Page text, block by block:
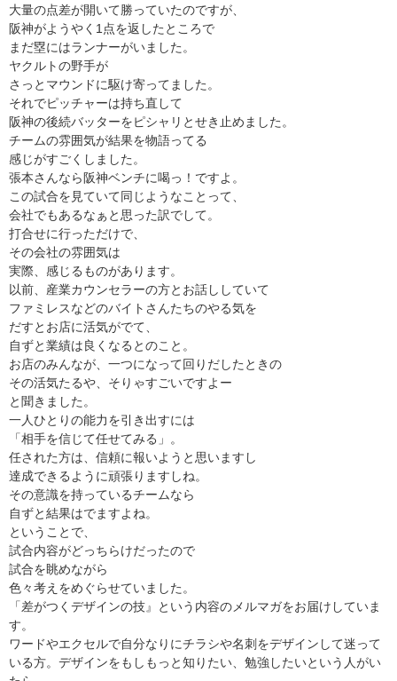
大量の点差が開いて勝っていたのですが、
阪神がようやく1点を返したところで
まだ塁にはランナーがいました。
ヤクルトの野手が
さっとマウンドに駆け寄ってました。
それでピッチャーは持ち直して
阪神の後続バッターをピシャリとせき止めました。
チームの雰囲気が結果を物語ってる
感じがすごくしました。
張本さんなら阪神ベンチに喝っ！ですよ。
この試合を見ていて同じようなことって、
会社でもあるなぁと思った訳でして。
打合せに行っただけで、
その会社の雰囲気は
実際、感じるものがあります。
以前、産業カウンセラーの方とお話ししていて
ファミレスなどのバイトさんたちのやる気を
だすとお店に活気がでて、
自ずと業績は良くなるとのこと。
お店のみんなが、一つになって回りだしたときの
その活気たるや、そりゃすごいですよー
と聞きました。
一人ひとりの能力を引き出すには
「相手を信じて任せてみる」。
任された方は、信頼に報いようと思いますし
達成できるように頑張りますしね。
その意識を持っているチームなら
自ずと結果はでますよね。
ということで、
試合内容がどっちらけだったので
試合を眺めながら
色々考えをめぐらせていました。
「差がつくデザインの技』という内容のメルマガをお届けしていま
す。
ワードやエクセルで自分なりにチラシや名刺をデザインして迷って
いる方。デザインをもしもっと知りたい、勉強したいという人がい